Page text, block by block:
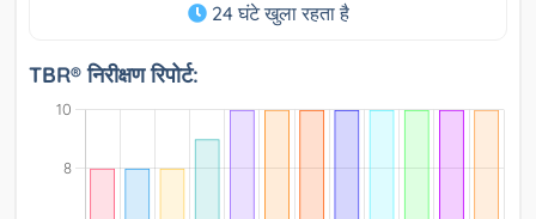
24 घंटे खुला रहता है
TBR® निरीक्षण रिपोर्ट: